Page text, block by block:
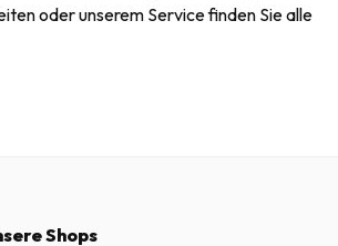
oder unserem Service finden Sie alle
Shops